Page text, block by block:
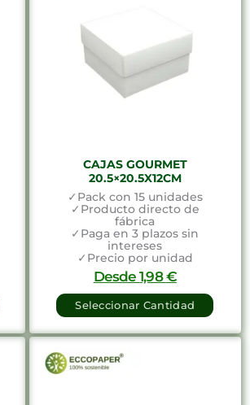
CAJAS GOURMET
20.5×20.5X12CM
✓Pack con 15 unidades
✓Producto directo de
fábrica
✓Paga en 3 plazos sin
intereses
✓Precio por unidad
Desde1,98€
Seleccionar Cantidad